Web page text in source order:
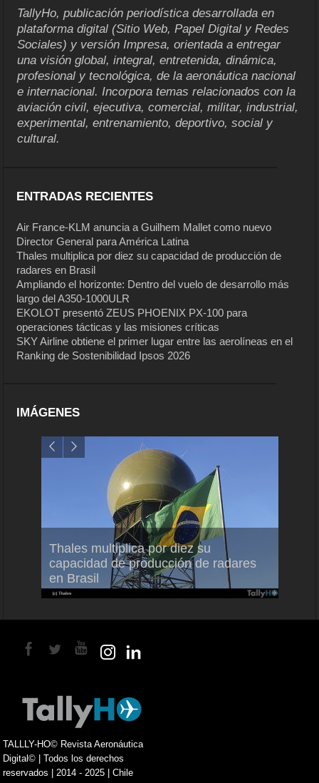
TallyHo, publicación periodística desarrollada en
plataforma digital (Sitio Web, Papel Digital y Redes
Sociales) y versión Impresa, orientada a entregar
una visión global, integral, entretenida, dinámica,
profesional y tecnológica, de la aeronáutica nacional
e internacional. Incorpora temas relacionados con la
aviación civil, ejecutiva, comercial, militar, industrial,
experimental, entrenamiento, deportivo, social y
cultural.
ENTRADAS RECIENTES
Air France-KLM anuncia a Guilhem Mallet como nuevo
Director General para América Latina
Thales multiplica por diez su capacidad de producción de
radares en Brasil
Ampliando el horizonte: Dentro del vuelo de desarrollo más
largo del A350-1000ULR
EKOLOT presentó ZEUS PHOENIX PX-100 para
operaciones tácticas y las misiones críticas
SKY Airline obtiene el primer lugar entre las aerolíneas en el
Ranking de Sostenibilidad Ipsos 2026
IMÁGENES
Thales multiplica por diez su
capacidad de producción de radares
en Brasil
TALLLY-HO© Revista Aeronáutica
Digital© | Todos los derechos
reservados | 2014 - 2025 | Chile